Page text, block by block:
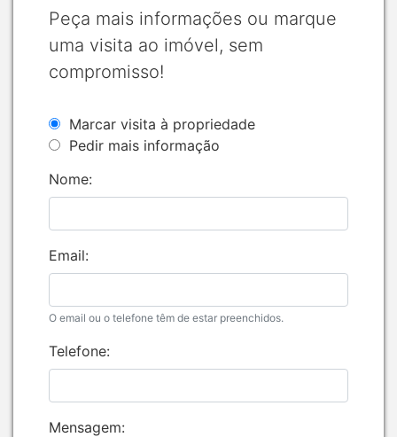
Peça mais informações ou marque
uma visita ao imóvel, sem
compromisso!
Marcar visita à propriedade
Pedir mais informação
Nome:
Email:
O email ou o telefone têm de estar preenchidos.
Telefone:
Mensagem: